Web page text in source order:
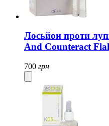
Лосьйон проти
And Counteract
700 грн